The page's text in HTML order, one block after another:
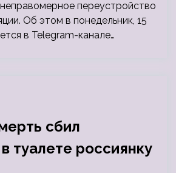
переустройство
Об этом в понедельник, 15
в Telegram-канале…
сбил
туалете россиянку